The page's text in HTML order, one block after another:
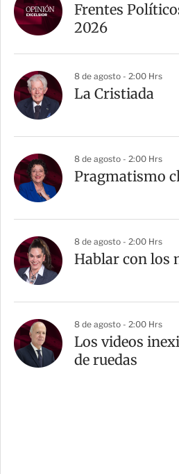
Frentes
2026
8 de agosto - 2:00 Hrs
La Cristiada
8 de agosto - 2:00 Hrs
Pragmatismo
8 de agosto - 2:00 Hrs
Hablar con los
8 de agosto - 2:00 Hrs
Los videos
de ruedas